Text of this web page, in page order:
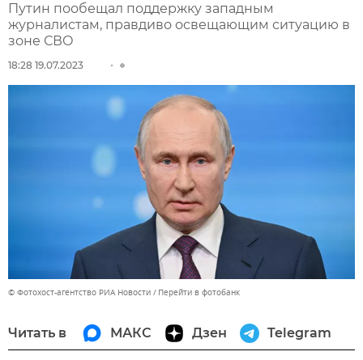
Путин пообещал поддержку западным
журналистам, правдиво освещающим ситуацию в
зоне СВО
18:28 19.07.2023
© Фотохост-агентство РИА Новости Перейти в фотобанк
Читать в МАКС Дзен Telegram